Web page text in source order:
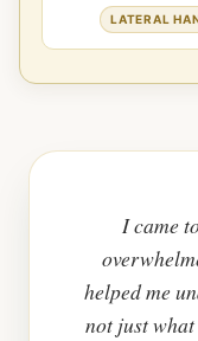
LATERAL
I came
helped me
not just